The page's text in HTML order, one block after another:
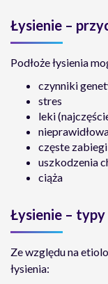
Łysienie –
Podłoże łysienia
czynniki
stres
leki
częste
uszkodzenia
ciąża
Łysienie – typy
Ze względu na
łysienia: